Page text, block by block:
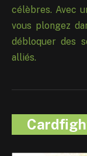
célèbres. Avec
vous plongez
débloquer des
alliés.